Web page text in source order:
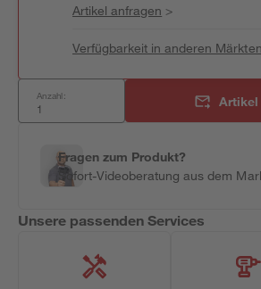
Artikel anfragen >
Verfügbarkeit in anderen Märkten
Anzahl: Artikel
Fragen zum Produkt?
Sofort-Videoberatung aus dem
Unsere passenden Services